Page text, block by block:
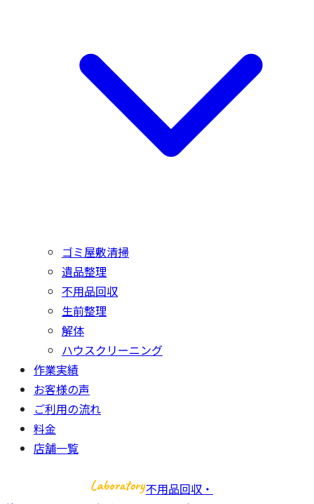
ゴミ屋敷清掃
遺品整理
不用品回収
生前整理
解体
ハウスクリーニング
作業実績
お客様の声
ご利用の流れ
料金
店舗一覧
不用品回収・